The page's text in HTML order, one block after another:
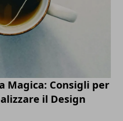
Magica: Consigli per
il Design